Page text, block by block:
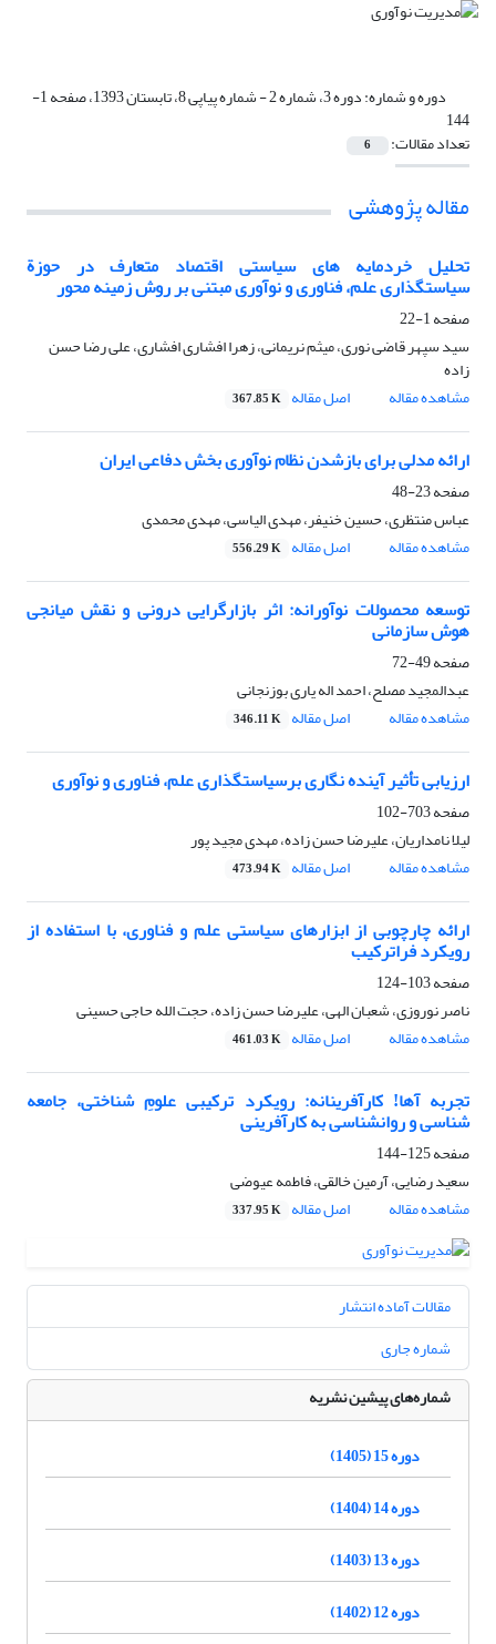
دوره و شماره: دوره 3، شماره 2 - شماره پیاپی 8، تابستان 1393، صفحه 1-
144
تعداد مقالات: 6
مقاله پژوهشی
تحلیل خردمایه های سیاستی اقتصاد متعارف در حوزة
سیاستگذاری علم، فناوری و نوآوری مبتنی بر روش زمینه محور
صفحه1-22
سید سپهر قاضی نوری، میثم نریمانی، زهرا افشاری افشاری، علی رضا حسن
زاده
مشاهده مقاله
اصل مقاله 367.85 K
ارائه مدلی برای بازشدن نظام نوآوری بخش دفاعی ایران
صفحه23-48
عباس منتظری، حسین خنیفر، مهدی الیاسی، مهدی محمدی
مشاهده مقاله
اصل مقاله 556.29 K
توسعه محصولات نوآورانه: اثر بازارگرایی درونی و نقش میانجی
هوش سازمانی
صفحه49-72
عبدالمجید مصلح، احمد اله یاری بوزنجانی
مشاهده مقاله
اصل مقاله 346.11 K
ارزیابی تأثیر آینده نگاری برسیاستگذاری علم، فناوری و نوآوری
صفحه703-102
لیلا نامداریان، علیرضا حسن زاده، مهدی مجید پور
مشاهده مقاله
اصل مقاله 473.94 K
ارائه چارچوبی از ابزارهای سیاستی علم و فناوری، با استفاده از
رویکرد فراترکیب
صفحه103-124
ناصر نوروزی، شعبان الهی، علیرضا حسن زاده، حجت الله حاجی حسینی
مشاهده مقاله
اصل مقاله 461.03 K
تجربه آها! کارآفرینانه: رویکرد ترکیبی علومِ شناختی، جامعه
شناسی و روانشناسی به کارآفرینی
صفحه125-144
سعید رضایی، آرمین خالقی، فاطمه عیوضی
مشاهده مقاله
اصل مقاله 337.95 K
مقالات آماده انتشار
شماره جاری
شماره‌های پیشین نشریه
دوره 15 (1405)
دوره 14 (1404)
دوره 13 (1403)
دوره 12 (1402)